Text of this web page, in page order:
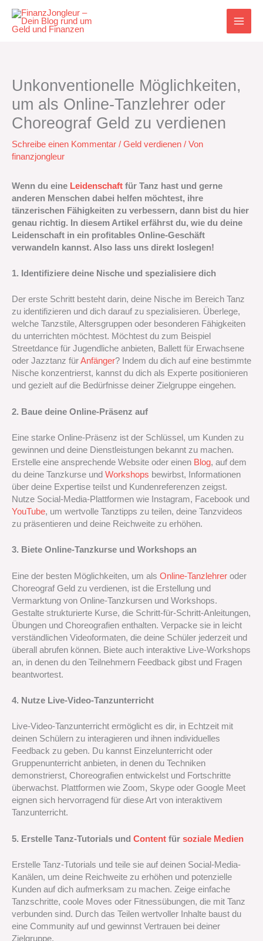
Inhalt
springen
Unkonventionelle Möglichkeiten,
um als Online-Tanzlehrer oder
Choreograf Geld zu verdienen
Schreibe einen Kommentar / Geld verdienen / Von
finanzjongleur
Wenn du eine Leidenschaft für Tanz hast und gerne
anderen Menschen dabei helfen möchtest, ihre
tänzerischen Fähigkeiten zu verbessern, dann bist du hier
genau richtig. In diesem Artikel erfährst du, wie du deine
Leidenschaft in ein profitables Online-Geschäft
verwandeln kannst. Also lass uns direkt loslegen!
1. Identifiziere deine Nische und spezialisiere dich
Der erste Schritt besteht darin, deine Nische im Bereich Tanz
zu identifizieren und dich darauf zu spezialisieren. Überlege,
welche Tanzstile, Altersgruppen oder besonderen Fähigkeiten
du unterrichten möchtest. Möchtest du zum Beispiel
Streetdance für Jugendliche anbieten, Ballett für Erwachsene
oder Jazztanz fürAnfänger? Indem du dich auf eine bestimmte
Nische konzentrierst, kannst du dich als Experte positionieren
und gezielt auf die Bedürfnisse deiner Zielgruppe eingehen.
2. Baue deine Online-Präsenz auf
Eine starke Online-Präsenz ist der Schlüssel, um Kunden zu
gewinnen und deine Dienstleistungen bekannt zu machen.
Erstelle eine ansprechende Website oder einen Blog, auf dem
du deine Tanzkurse und Workshops bewirbst, Informationen
über deine Expertise teilst und Kundenreferenzen zeigst.
Nutze Social-Media-Plattformen wie Instagram, Facebook und
YouTube, um wertvolle Tanztipps zu teilen, deine Tanzvideos
zu präsentieren und deine Reichweite zu erhöhen.
3. Biete Online-Tanzkurse und Workshops an
Eine der besten Möglichkeiten, um als Online-Tanzlehrer oder
Choreograf Geld zu verdienen, ist die Erstellung und
Vermarktung von Online-Tanzkursen und Workshops.
Gestalte strukturierte Kurse, die Schritt-für-Schritt-Anleitungen,
Übungen und Choreografien enthalten. Verpacke sie in leicht
verständlichen Videoformaten, die deine Schüler jederzeit und
überall abrufen können. Biete auch interaktive Live-Workshops
an, in denen du den Teilnehmern Feedback gibst und Fragen
beantwortest.
4. Nutze Live-Video-Tanzunterricht
Live-Video-Tanzunterricht ermöglicht es dir, in Echtzeit mit
deinen Schülern zu interagieren und ihnen individuelles
Feedback zu geben. Du kannst Einzelunterricht oder
Gruppenunterricht anbieten, in denen du Techniken
demonstrierst, Choreografien entwickelst und Fortschritte
überwachst. Plattformen wie Zoom, Skype oder Google Meet
eignen sich hervorragend für diese Art von interaktivem
Tanzunterricht.
5. Erstelle Tanz-Tutorials und Content für soziale Medien
Erstelle Tanz-Tutorials und teile sie auf deinen Social-Media-
Kanälen, um deine Reichweite zu erhöhen und potenzielle
Kunden auf dich aufmerksam zu machen. Zeige einfache
Tanzschritte, coole Moves oder Fitnessübungen, die mit Tanz
verbunden sind. Durch das Teilen wertvoller Inhalte baust du
eine Community auf und gewinnst Vertrauen bei deiner
Zielgruppe.